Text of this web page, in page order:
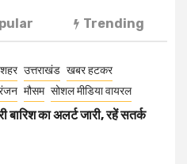
Trending
उत्तराखंड खबर हटकर
मौसम सोशल मीडिया वायरल
का अलर्ट जारी, रहें सतर्क